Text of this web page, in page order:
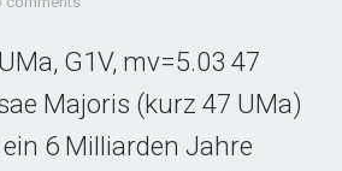
G1V, mv=5.03 47
Majoris (kurz 47 UMa)
6 Milliarden Jahre